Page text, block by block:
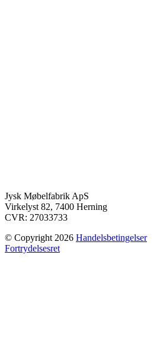
Jysk Møbelfabrik ApS
Virkelyst 82, 7400 Herning
CVR: 27033733
© Copyright 2026 Handelsbetingelser
Fortrydelsesret